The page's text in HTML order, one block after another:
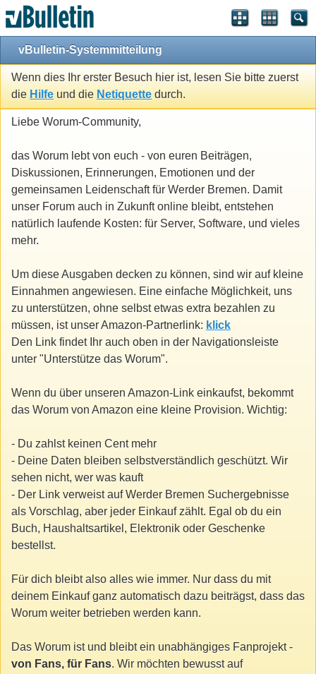
vBulletin-Systemmitteilung
Wenn dies Ihr erster Besuch hier ist, lesen Sie bitte zuerst
die Hilfe und die Netiquette durch.
Liebe Worum-Community,
das Worum lebt von euch - von euren Beiträgen,
Diskussionen, Erinnerungen, Emotionen und der
gemeinsamen Leidenschaft für Werder Bremen. Damit
unser Forum auch in Zukunft online bleibt, entstehen
natürlich laufende Kosten: für Server, Software, und vieles
mehr.
Um diese Ausgaben decken zu können, sind wir auf kleine
Einnahmen angewiesen. Eine einfache Möglichkeit, uns
zu unterstützen, ohne selbst etwas extra bezahlen zu
müssen, ist unser Amazon-Partnerlink: klick
Den Link findet Ihr auch oben in der Navigationsleiste
unter "Unterstütze das Worum".
Wenn du über unseren Amazon-Link einkaufst, bekommt
das Worum von Amazon eine kleine Provision. Wichtig:
- Du zahlst keinen Cent mehr
- Deine Daten bleiben selbstverständlich geschützt. Wir
sehen nicht, wer was kauft
- Der Link verweist auf Werder Bremen Suchergebnisse
als Vorschlag, aber jeder Einkauf zählt. Egal ob du ein
Buch, Haushaltsartikel, Elektronik oder Geschenke
bestellst.
Für dich bleibt also alles wie immer. Nur dass du mit
deinem Einkauf ganz automatisch dazu beiträgst, dass das
Worum weiter betrieben werden kann.
Das Worum ist und bleibt ein unabhängiges Fanprojekt -
von Fans, für Fans. Wir möchten bewusst auf